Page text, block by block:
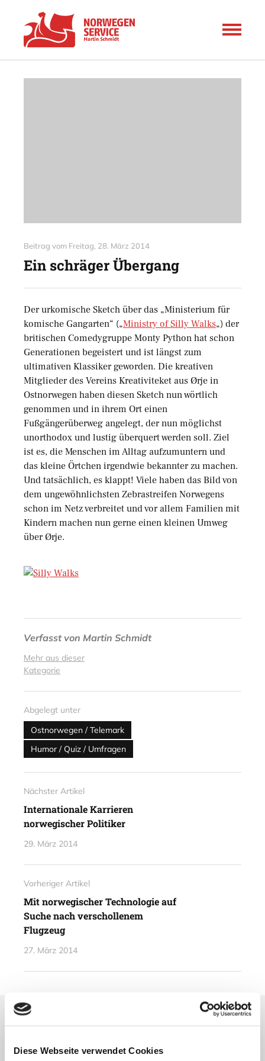
Diese Webseite verwendet Cookies
Beitrag vom Freitag, 28. März 2014
Ein schräger Übergang
Der urkomische Sketch über das „Ministerium für
komische Gangarten“ („Ministry of Silly Walks„) der
britischen Comedygruppe Monty Python hat schon
Generationen begeistert und ist längst zum
ultimativen Klassiker geworden. Die kreativen
Mitglieder des Vereins Kreativiteket aus Ørje in
Ostnorwegen haben diesen Sketch nun wörtlich
genommen und in ihrem Ort einen
Fußgängerüberweg angelegt, der nun möglichst
unorthodox und lustig überquert werden soll. Ziel
ist es, die Menschen im Alltag aufzumuntern und
das kleine Örtchen irgendwie bekannter zu machen.
Und tatsächlich, es klappt! Viele haben das Bild von
dem ungewöhnlichsten Zebrastreifen Norwegens
schon im Netz verbreitet und vor allem Familien mit
Kindern machen nun gerne einen kleinen Umweg
über Ørje.
Verfasst von Martin Schmidt
Mehr aus dieser
Kategorie
Abgelegt unter
Ostnorwegen / Telemark
Humor / Quiz / Umfragen
Nächster Artikel
Internationale Karrieren
norwegischer Politiker
29. März 2014
Vorheriger Artikel
Mit norwegischer Technologie auf
Suche nach verschollenem
Flugzeug
27. März 2014
Lesetipps
UNSERE EMPFEHLUNGEN